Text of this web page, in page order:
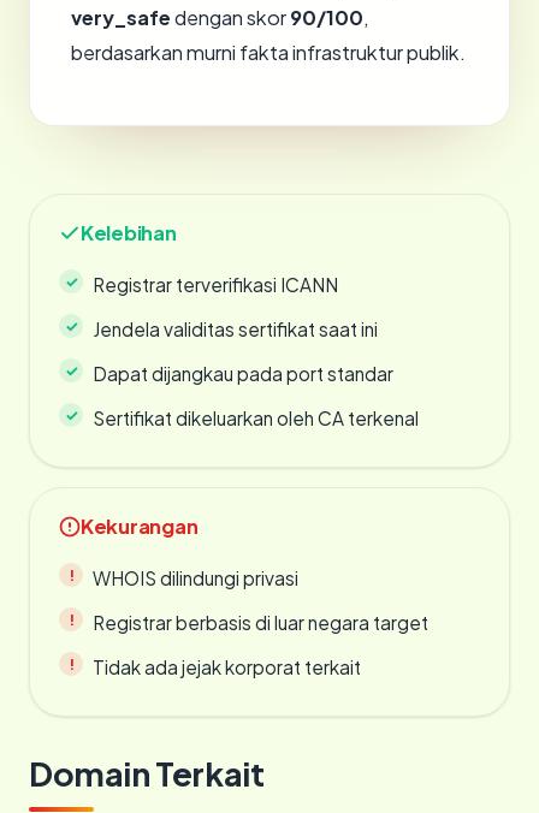
very_safedengan skor90/100,
berdasarkan murni fakta infrastruktur publik.
Kelebihan
Registrar terverifikasi ICANN
Jendela validitas sertifikat saat ini
Dapat dijangkau pada port standar
Sertifikat dikeluarkan oleh CA terkenal
Kekurangan
WHOIS dilindungi privasi
Registrar berbasis di luar negara target
Tidak ada jejak korporat terkait
Domain Terkait